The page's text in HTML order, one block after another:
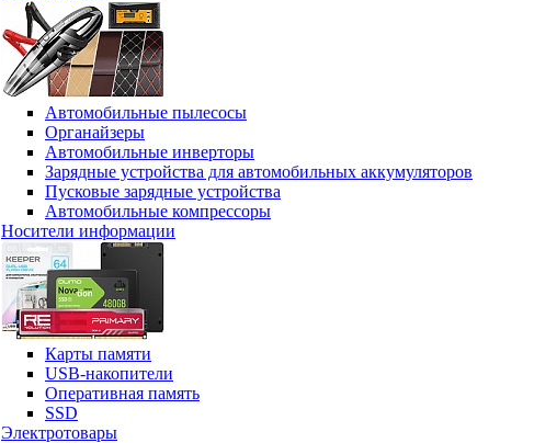
Автомобильные пылесосы
Органайзеры
Автомобильные инверторы
Зарядные устройства для автомобильных аккумуляторов
Пусковые зарядные устройства
Автомобильные компрессоры
Носители информации
Карты памяти
USB-накопители
Оперативная память
SSD
Электротовары